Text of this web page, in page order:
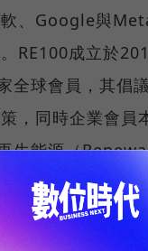
、Google與
RE100成立於
全球會員，其倡
，同時企業會員
生能源（
。
該組織並不認為